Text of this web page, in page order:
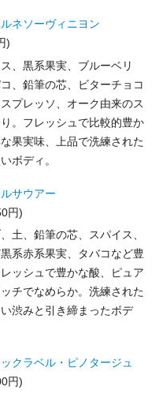
ネソーヴィニヨン
)
、黒系果実、ブルーベリ
、鉛筆の芯、ビターチョコ
プレッソ、オーク由来のス
。フレッシュで比較的豊か
果実味、上品で洗練された
ボディ。
サウアー
円)
土、鉛筆の芯、スパイス、
系赤系果実、タバコなど豊
ッシュで豊かな酸、ピュア
チでなめらか。洗練された
渋みと引き締まったボデ
クラベル・ピノタージュ
円)